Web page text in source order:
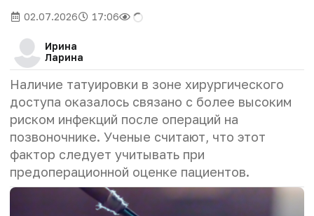
02.07.2026 17:06
Ирина
Ларина
Наличие татуировки в зоне хирургического
доступа оказалось связано с более высоким
риском инфекций после операций на
позвоночнике. Ученые считают, что этот
фактор следует учитывать при
предоперационной оценке пациентов.